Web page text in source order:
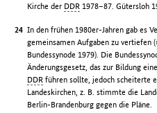
Kirche der DDR 1978–87. Gütersloh
In den frühen 1980er-Jahren gab es
gemeinsamen Aufgaben zu vertiefen
Bundessynode 1979). Die
Änderungsgesetz, das zur Bildung
DDR führen sollte, jedoch scheiterte
Landeskirchen, z. B. stimmte die
Berlin-Brandenburg gegen die Pläne.